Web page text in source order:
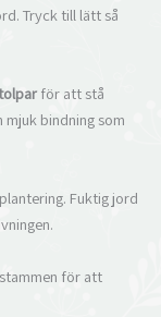
Tryck till lätt så
för att stå
bindning som
Fuktig jord
för att